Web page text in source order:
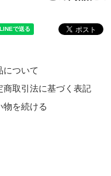
について
商取引法に基づく表記
物を続ける